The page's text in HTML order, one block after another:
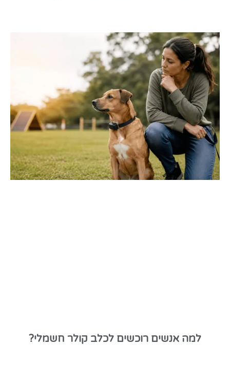
למה אנשים רוכשים לכלב קולר חשמלי?